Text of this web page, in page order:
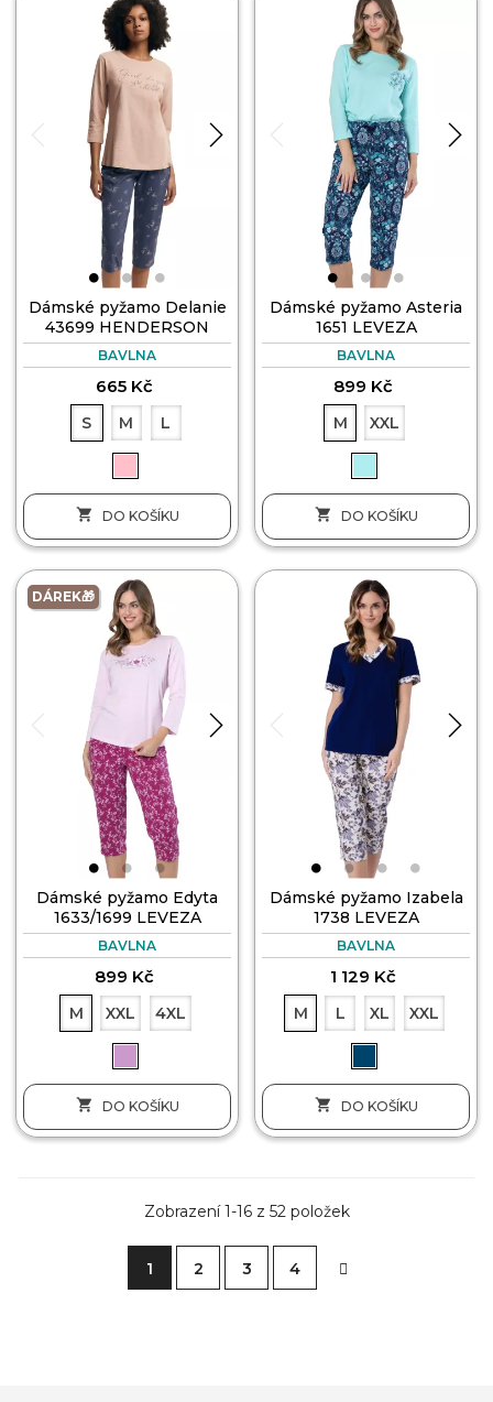
Dámské pyžamo Delanie
43699 HENDERSON
BAVLNA
665 Kč
S M L
 DO KOŠÍKU
Dámské pyžamo Asteria
1651 LEVEZA
BAVLNA
899 Kč
M XXL
 DO KOŠÍKU
DÁREK🎁
Dámské pyžamo Edyta
1633/1699 LEVEZA
BAVLNA
899 Kč
M XXL 4XL
 DO KOŠÍKU
Dámské pyžamo Izabela
1738 LEVEZA
BAVLNA
1 129 Kč
M L XL XXL
 DO KOŠÍKU
Zobrazení 1-16 z 52 položek
1 2 3 4